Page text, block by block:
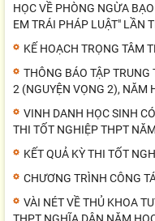
HỌC VỀ PHÒNG NGỪA
EM TRÁI PHÁP LUẬT" LẦN
KẾ HOẠCH TRỌNG TÂM
THÔNG BÁO TẬP
2 (NGUYỆN VỌNG 2), NĂM
VINH DANH HỌC SINH
THI TỐT NGHIỆP THPT
KẾT QUẢ KỲ THI TỐT
CHƯƠNG TRÌNH CÔNG
VÀI NÉT VỀ THỦ KHOA
THPT NGHĨA DÂN NĂM